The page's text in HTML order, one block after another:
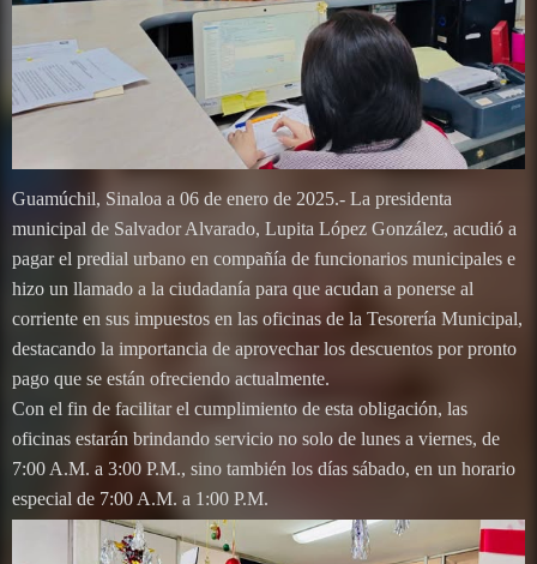
Guamúchil, Sinaloa a 06 de enero de 2025.- La presidenta
municipal de Salvador Alvarado, Lupita López González, acudió a
pagar el predial urbano en compañía de funcionarios municipales e
hizo un llamado a la ciudadanía para que acudan a ponerse al
corriente en sus impuestos en las oficinas de la Tesorería Municipal,
destacando la importancia de aprovechar los descuentos por pronto
pago que se están ofreciendo actualmente.
Con el fin de facilitar el cumplimiento de esta obligación, las
oficinas estarán brindando servicio no solo de lunes a viernes, de
7:00 A.M. a 3:00 P.M., sino también los días sábado, en un horario
especial de 7:00 A.M. a 1:00 P.M.